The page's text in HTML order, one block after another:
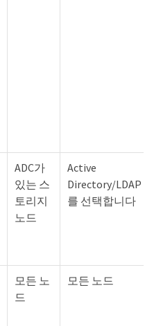
ADC가
있는 스
토리지
노드
Active
Directory/LDAP
를 선택합니다
모든 노
드
모든 노드